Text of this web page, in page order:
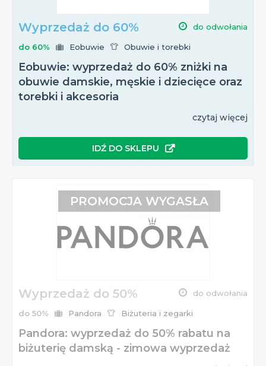
Wyprzedaż do 60% do odwołania
do 60% Eobuwie Obuwie i torebki
Eobuwie: wyprzedaż do 60% zniżki na
obuwie damskie, męskie i dziecięce oraz
torebki i akcesoria
czytaj więcej
IDŹ DO SKLEPU
Wyprzedaż do 50% do odwołania
do 50% Pandora Biżuteria i zegarki
Pandora: wyprzedaż do 50% rabatu na
biżuterię damską - zimowa wyprzedaż
PROMOCJA WYGASŁA